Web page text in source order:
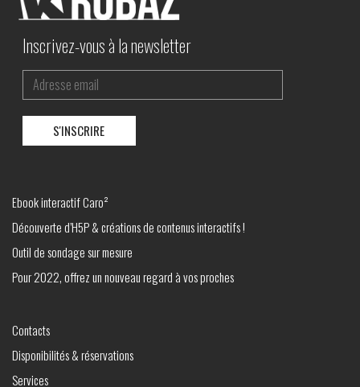
Inscrivez-vous à la newsletter
Ebook interactif Caro²
Découverte d’H5P & créations de contenus interactifs !
Outil de sondage sur mesure
Pour 2022, offrez un nouveau regard à vos proches
Contacts
Disponibilités & réservations
Services